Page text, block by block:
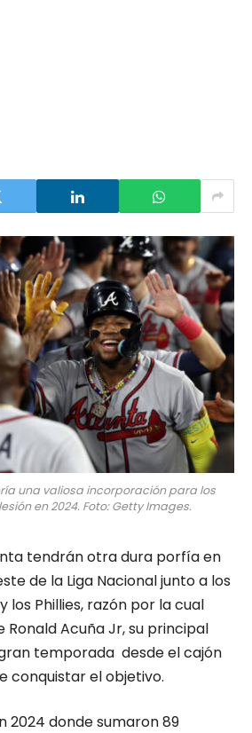
una valiosa incorporación para los
en 2024. Foto: Getty Images.
tendrán otra dura porfía en
de la Liga Nacional junto a los
los Phillies, razón por la cual
Ronald Acuña Jr, su principal
temporada desde el cajón
conquistar el objetivo.
2024 donde sumaron 89